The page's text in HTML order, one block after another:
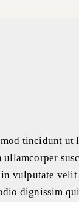
tincidunt ut
ullamcorper
vulputate velit
dignissim